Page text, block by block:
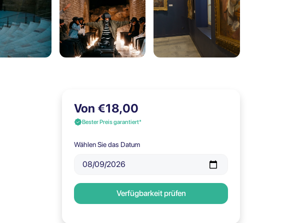
Von €18,00
Bester Preis garantiert*
Wählen Sie das Datum
Verfügbarkeit prüfen